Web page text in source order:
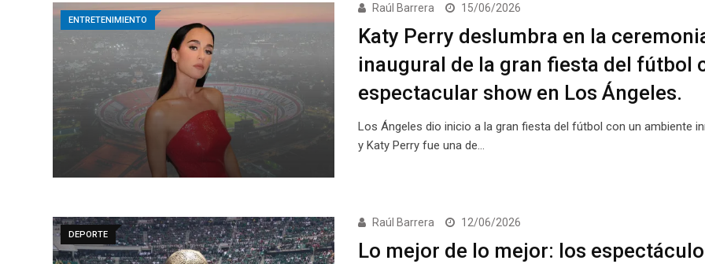
ENTRETENIMIENTO
Raúl Barrera 15/06/2026
Katy Perry deslumbra en la
inaugural de la gran fiesta del fútbol
espectacular show en Los Ángeles.
Los Ángeles dio inicio a la gran fiesta del fútbol con un ambiente
y Katy Perry fue una de…
DEPORTE
Raúl Barrera 12/06/2026
Lo mejor de lo mejor: los